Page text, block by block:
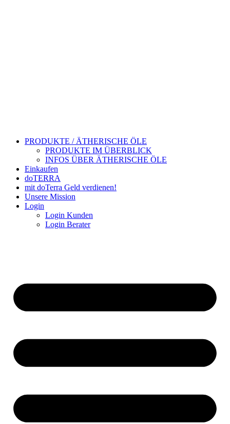
PRODUKTE / ÄTHERISCHE ÖLE
PRODUKTE IM ÜBERBLICK
INFOS ÜBER ÄTHERISCHE ÖLE
Einkaufen
doTERRA
mit doTerra Geld verdienen!
Unsere Mission
Login
Login Kunden
Login Berater